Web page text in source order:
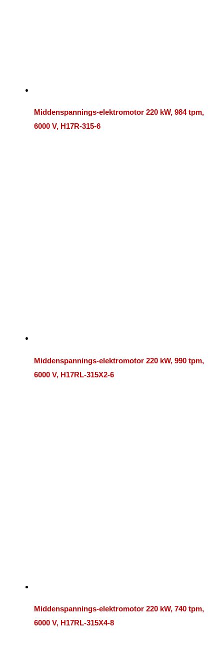
Middenspannings-elektromotor 220 kW, 984 tpm,
6000 V, H17R-315-6
Middenspannings-elektromotor 220 kW, 990 tpm,
6000 V, H17RL-315X2-6
Middenspannings-elektromotor 220 kW, 740 tpm,
6000 V, H17RL-315X4-8